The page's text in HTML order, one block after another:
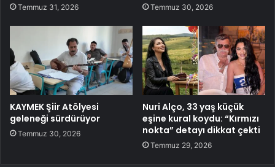
Temmuz 31, 2026 Temmuz 30, 2026
KAYMEK Şiir Atölyesi
geleneği sürdürüyor
Temmuz 30, 2026
Nuri Alço, 33 yaş küçük
eşine kural koydu: “Kırmızı
nokta” detayı dikkat çekti
Temmuz 29, 2026